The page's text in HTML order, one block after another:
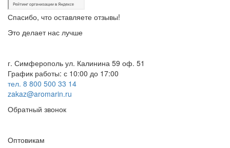
Спасибо, что оставляете отзывы!
Это делает нас лучше
г. Симферополь ул. Калинина 59 оф. 51
График работы: с 10:00 до 17:00
тел. 8 800 500 33 14
zakaz@aromarin.ru
Обратный звонок
Оптовикам